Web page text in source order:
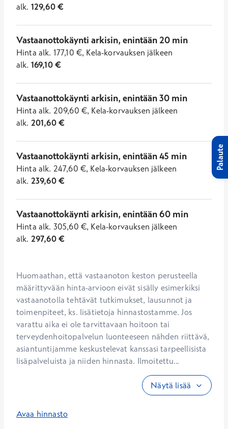
alk. 129,60€
Vastaanottokäynti arkisin, enintään 20 min
Hinta alk. 177,10 €, Kela-korvauksen jälkeen
alk. 169,10€
Vastaanottokäynti arkisin, enintään 30 min
Hinta alk. 209,60 €, Kela-korvauksen jälkeen
alk. 201,60€
Vastaanottokäynti arkisin, enintään 45 min
Hinta alk. 247,60 €, Kela-korvauksen jälkeen
alk. 239,60€
Vastaanottokäynti arkisin, enintään 60 min
Hinta alk. 305,60 €, Kela-korvauksen jälkeen
alk. 297,60€
Huomaathan, että vastaanoton keston perusteella
määrittyvään hinta-arvioon eivät sisälly esimerkiksi
vastaanotolla tehtävät tutkimukset, lausunnot ja
toimenpiteet, ks. lisätietoja hinnastostamme. Jos
varattu aika ei ole tarvittavaan hoitoon tai
terveydenhoitopalvelun luonteeseen nähden riittävä,
asiantuntijamme keskustelevat kanssasi tarpeellisista
lisäpalveluista ja niiden hinnasta. Ilmoitettu...
Näytä lisää
Avaa hinnasto
Palaute